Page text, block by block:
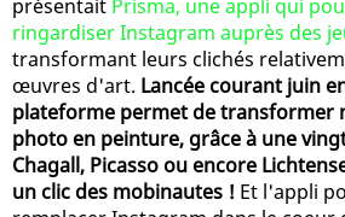
présentait Prisma, une appli qui
ringardiser Instagram auprès des
transformant leurs clichés
œuvres d'art. Lancée courant juin
plateforme permet de transformer
photo en peinture, grâce à une
Chagall, Picasso ou encore
un clic des mobinautes ! Et l'appli